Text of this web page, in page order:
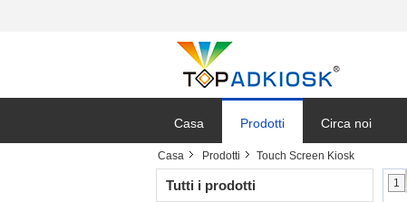
Casa Prodotti Circa noi
Casa Prodotti Touch Screen Kiosk
Tutti i prodotti 1